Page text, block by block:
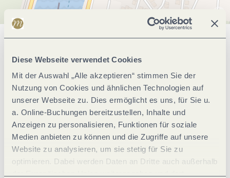
Diese Webseite verwendet Cookies
Mit der Auswahl „Alle akzeptieren“ stimmen Sie der
Nutzung von Cookies und ähnlichen Technologien auf
unserer Webseite zu. Dies ermöglicht es uns, für Sie u.
a. Online-Buchungen bereitzustellen, Inhalte und
Anzeigen zu personalisieren, Funktionen für soziale
Medien anbieten zu können und die Zugriffe auf unsere
Website zu analysieren, um sie stetig für Sie zu
optimieren. Dabei werden Daten an Dritte auch außerhalb
Ausstattung Zimmer/Appartement
Betten & Zimmer
Einrichtungen Betrieb